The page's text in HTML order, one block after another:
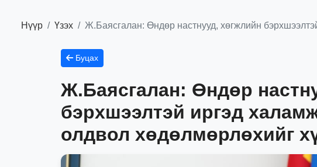
Нүүр Үзэх Ж.Баясгалан: Өндөр настнууд, хөгжлийн
Буцах
Ж.Баясгалан: Өндөр
бэрхшээлтэй иргэд
олдвол хөдөлмөрлөхийг